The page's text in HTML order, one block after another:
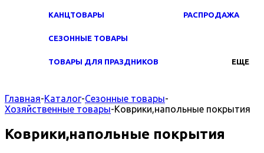
КАНЦТОВАРЫ РАСПРОДАЖА
СЕЗОННЫЕ ТОВАРЫ
ТОВАРЫ ДЛЯ ПРАЗДНИКОВ ЕЩЕ
Главная-Каталог-Сезонные товары-
Хозяйственные товары-Коврики,напольные покрытия
Коврики,напольные покрытия